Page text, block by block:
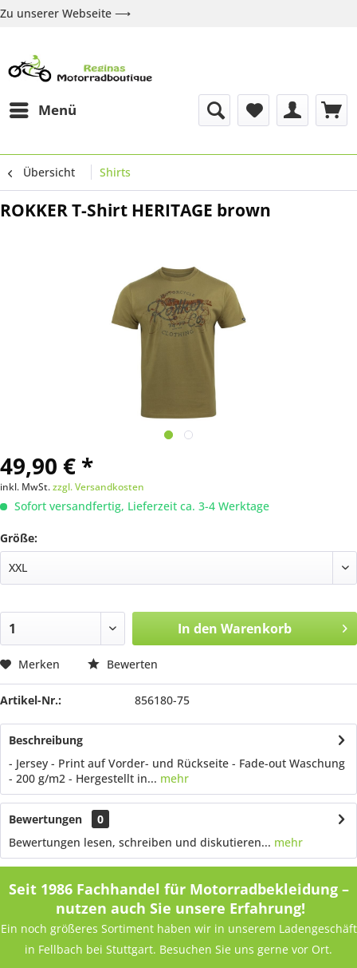
Zu unserer Webseite ⟶
Menü
Übersicht Shirts
ROKKER T-Shirt HERITAGE brown
49,90 € *
inkl. MwSt.zzgl. Versandkosten
Sofort versandfertig, Lieferzeit ca. 3-4 Werktage
Größe:
In den Warenkorb
Merken Bewerten
Artikel-Nr.: 856180-75
Beschreibung
- Jersey - Print auf Vorder- und Rückseite - Fade-out Waschung
- 200 g/m2 - Hergestellt in... mehr
Bewertungen
0
Bewertungen lesen, schreiben und diskutieren... mehr
Seit 1986 Fachhandel für Motorradbekleidung –
nutzen auch Sie unsere Erfahrung!
Ein noch größeres Sortiment haben wir in unserem Ladengeschäft
in Fellbach bei Stuttgart. Besuchen Sie uns gerne vor Ort.